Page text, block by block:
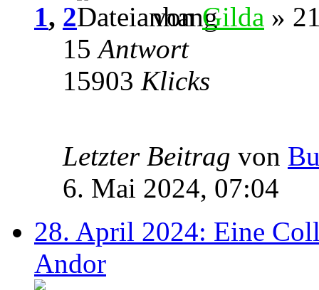
1, 2 vonGilda »
15Antwort
15903 Klicks
Letzter Beitrag von
6. Mai 2024, 07:04
28. April 2024: Eine
Andor